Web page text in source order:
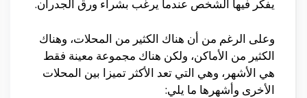
يفكر فيها الشخص عندما يرغب بشراء ورق الجدران.
وعلى الرغم من أن هناك الكثير من المحلات، وهناك
الكثير من الأماكن، ولكن هناك مجموعة معينة فقط
هي الأشهر، وهي التي تعد الأكثر تميزا بين المحلات
الأخرى وأشهرها ما يلي: